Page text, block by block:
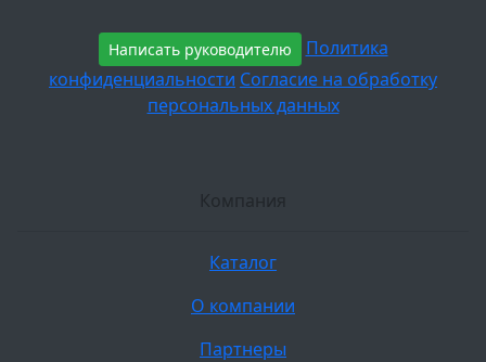
Написать руководителю
Политика
конфиденциальности Согласие на обработку
персональных данных
Компания
Каталог
О компании
Партнеры